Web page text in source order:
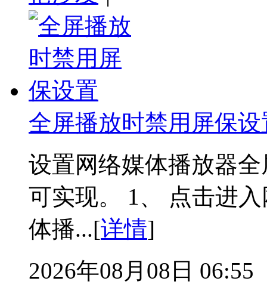
全屏播放时禁用屏保设
设置网络媒体播放器
可实现。 1、 点击进
体播...[详情]
2026年08月08日 06:55